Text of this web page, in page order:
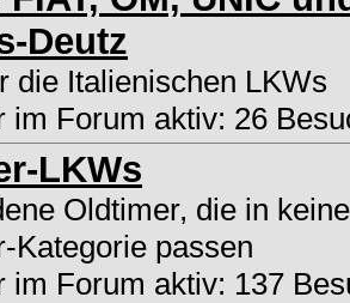
Deutz
die Italienischen LKWs
im Forum aktiv: 26
LKWs
Oldtimer, die in
Kategorie passen
im Forum aktiv: 137